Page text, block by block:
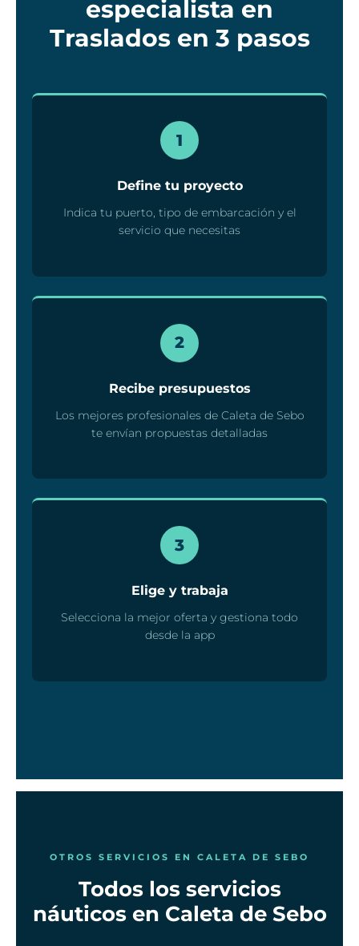
especialista en
Traslados en 3 pasos
1
Define tu proyecto
Indica tu puerto, tipo de embarcación y el
servicio que necesitas
2
Recibe presupuestos
Los mejores profesionales de Caleta de Sebo
te envían propuestas detalladas
3
Elige y trabaja
Selecciona la mejor oferta y gestiona todo
desde la app
OTROS SERVICIOS EN CALETA DE SEBO
Todos los servicios
náuticos en Caleta de Sebo